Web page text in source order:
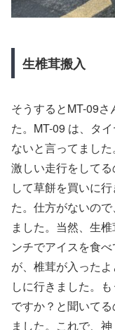
生椎茸搬入
そうするとMT-09
た。MT-09 は、タ
ないと言ってました
激しい走行をして
して草餅を買いに
た。仕方がないの
ました。当然、生
ンチでアイスを食
が、椎茸が入った
しに行きました。
ですか？と聞いて
ました。これで、